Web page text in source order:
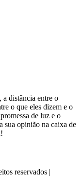
distância entre o
o que eles dizem e o
de luz e o
sua opinião na caixa de
reservados |